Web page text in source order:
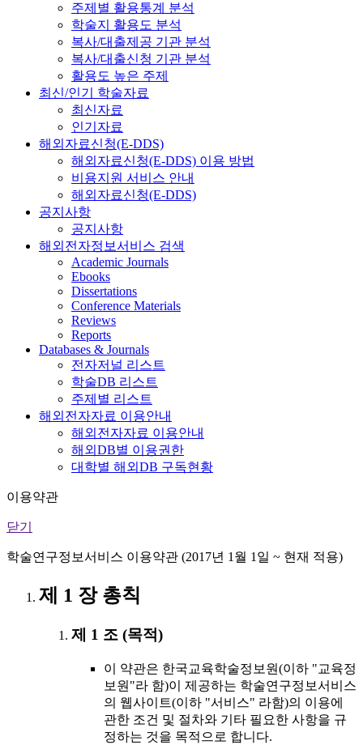
주제별 활용통계 분석
학술지 활용도 분석
복사/대출제공 기관 분석
복사/대출신청 기관 분석
활용도 높은 주제
최신/인기 학술자료
최신자료
인기자료
해외자료신청(E-DDS)
해외자료신청(E-DDS) 이용 방법
비용지원 서비스 안내
해외자료신청(E-DDS)
공지사항
공지사항
해외전자정보서비스 검색
Academic Journals
Ebooks
Dissertations
Conference Materials
Reviews
Reports
Databases & Journals
전자저널 리스트
학술DB 리스트
주제별 리스트
해외전자자료 이용안내
해외전자자료 이용안내
해외DB별 이용권한
대학별 해외DB 구독현황
이용약관
닫기
학술연구정보서비스 이용약관 (2017년 1월 1일 ~ 현재 적용)
제 1 장 총칙
제 1 조 (목적)
이 약관은 한국교육학술정보원(이하 "교육정
보원"라 함)이 제공하는 학술연구정보서비스
의 웹사이트(이하 "서비스" 라함)의 이용에
관한 조건 및 절차와 기타 필요한 사항을 규
정하는 것을 목적으로 합니다.